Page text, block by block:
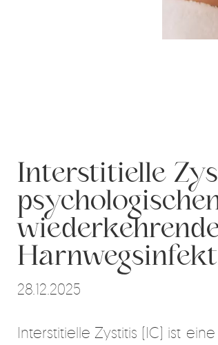
Interstitielle
28.12.2025
Interstitielle Zystitis (IC) ist